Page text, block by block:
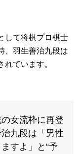
して将棋プロ棋士
、羽生善治九段は
ています。
女流枠に再登
九段は「男性
すよ」と“予